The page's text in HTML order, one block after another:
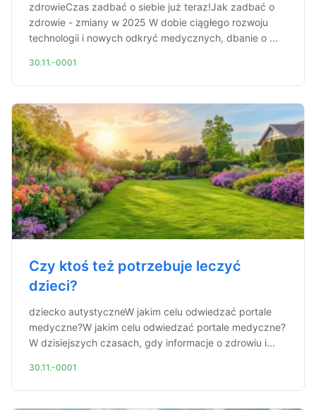
zdrowieCzas zadbać o siebie już teraz!Jak zadbać o
zdrowie - zmiany w 2025 W dobie ciągłego rozwoju
technologii i nowych odkryć medycznych, dbanie o ...
30.11.-0001
Czy ktoś też potrzebuje leczyć
dzieci?
dziecko autystyczneW jakim celu odwiedzać portale
medyczne?W jakim celu odwiedzać portale medyczne?
W dzisiejszych czasach, gdy informacje o zdrowiu i...
30.11.-0001